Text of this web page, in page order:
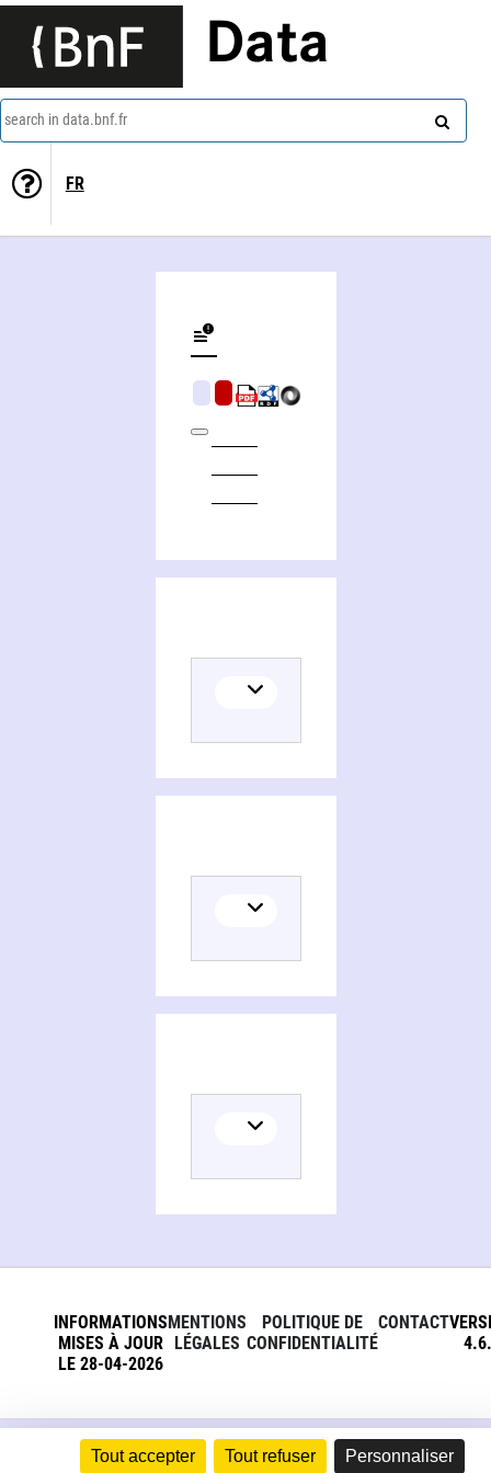
Tout accepter Tout refuser Personnaliser
Data
search in data.bnf.fr
FR
INFORMATIONS
MISES À JOUR
LE 28-04-2026
MENTIONS
LÉGALES
POLITIQUE DE
CONFIDENTIALITÉ
CONTACT